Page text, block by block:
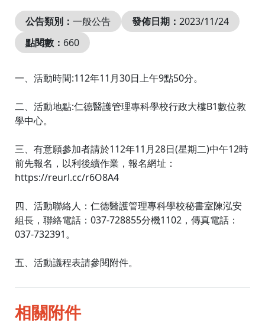
公告類別： 一般公告 發佈日期： 2023/11/24
點閱數： 660
一、活動時間:112年11月30日上午9點50分。
二、活動地點:仁德醫護管理專科學校行政大樓B1數位教
學中心。
三、有意願參加者請於112年11月28日(星期二)中午12時
前先報名，以利後續作業，報名網址：
https://reurl.cc/r6O8A4
四、活動聯絡人：仁德醫護管理專科學校秘書室陳泓安
組長，聯絡電話：037-728855分機1102，傳真電話：
037-732391。
五、活動議程表請參閱附件。
相關附件